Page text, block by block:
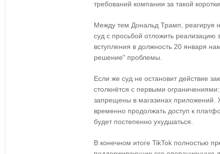
требований компании за такой
Между тем Дональд Трамп, реагируя
суд с просьбой отложить реализацию
вступления в должность 20 января
решение" проблемы.
Если же суд не остановит действие
столкнётся с первыми
запрещены в магазинах приложений.
временно продолжать доступ к
будет постепенно ухудшаться.
В конечном итоге TikTok полностью